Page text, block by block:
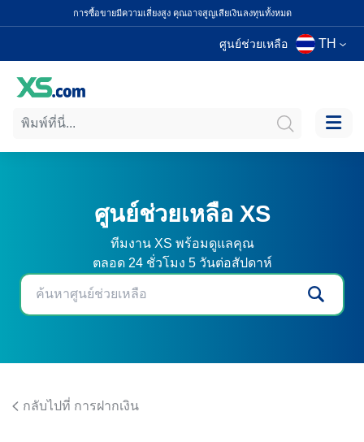
การซื้อขายมีความเสี่ยงสูง คุณอาจสูญเสียเงินลงทุนทั้งหมด
ศูนย์ช่วยเหลือ TH
ศูนย์ช่วยเหลือ XS
ทีมงาน XS พร้อมดูแลคุณ
ตลอด 24 ชั่วโมง 5 วันต่อสัปดาห์
กลับไปที่ การฝากเงิน